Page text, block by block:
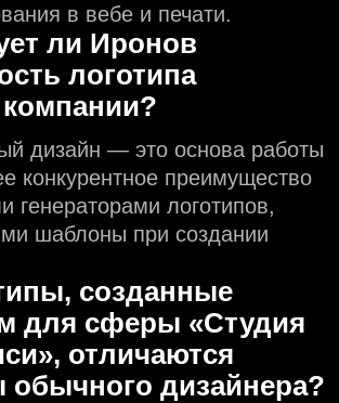
в вебе и печати.
ли Иронов
логотипа
дизайн — это основа работы
конкурентное преимущество
генераторами логотипов,
шаблоны при создании
созданные
для сферы «Студия
отличаются
обычного дизайнера?